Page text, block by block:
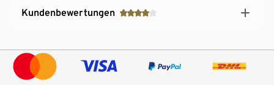
Kundenbewertungen